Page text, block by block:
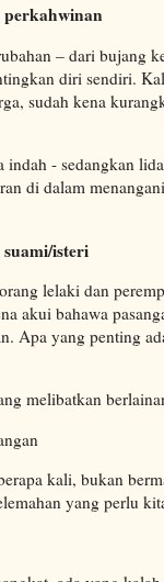
perkahwinan
– dari bujang
diri sendiri.
sudah kena
indah - sedangkan
di dalam
isteri
lelaki dan
akui bahawa
Apa yang penting
melibatkan
kali, bukan
yang perlu